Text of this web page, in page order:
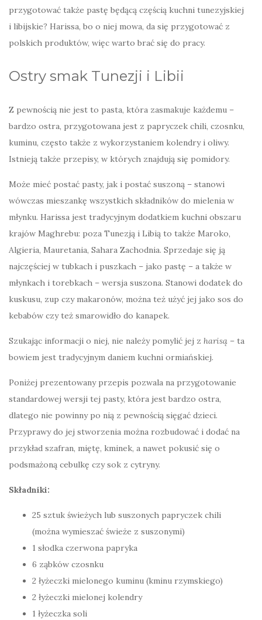
przygotować także pastę będącą częścią kuchni tunezyjskiej
i libijskie? Harissa, bo o niej mowa, da się przygotować z
polskich produktów, więc warto brać się do pracy.
Ostry smak Tunezji i Libii
Z pewnością nie jest to pasta, która zasmakuje każdemu –
bardzo ostra, przygotowana jest z papryczek chili, czosnku,
kuminu, często także z wykorzystaniem kolendry i oliwy.
Istnieją także przepisy, w których znajdują się pomidory.
Może mieć postać pasty, jak i postać suszoną – stanowi
wówczas mieszankę wszystkich składników do mielenia w
młynku. Harissa jest tradycyjnym dodatkiem kuchni obszaru
krajów Maghrebu: poza Tunezją i Libią to także Maroko,
Algieria, Mauretania, Sahara Zachodnia. Sprzedaje się ją
najczęściej w tubkach i puszkach – jako pastę – a także w
młynkach i torebkach – wersja suszona. Stanowi dodatek do
kuskusu, zup czy makaronów, można też użyć jej jako sos do
kebabów czy też smarowidło do kanapek.
Szukając informacji o niej, nie należy pomylić jej z harisą – ta
bowiem jest tradycyjnym daniem kuchni ormiańskiej.
Poniżej prezentowany przepis pozwala na przygotowanie
standardowej wersji tej pasty, która jest bardzo ostra,
dlatego nie powinny po nią z pewnością sięgać dzieci.
Przyprawy do jej stworzenia można rozbudować i dodać na
przykład szafran, miętę, kminek, a nawet pokusić się o
podsmażoną cebulkę czy sok z cytryny.
Składniki:
25 sztuk świeżych lub suszonych papryczek chili
(można wymieszać świeże z suszonymi)
1 słodka czerwona papryka
6 ząbków czosnku
2 łyżeczki mielonego kuminu (kminu rzymskiego)
2 łyżeczki mielonej kolendry
1 łyżeczka soli